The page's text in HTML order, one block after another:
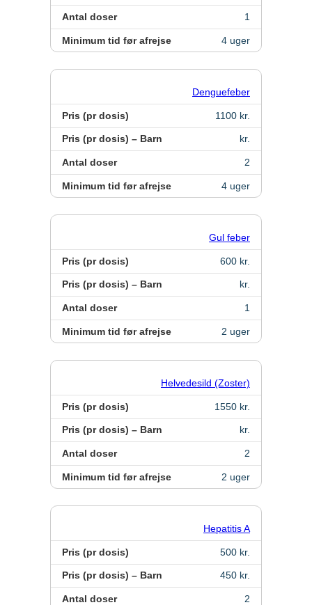
Søg og find anbefalinger
Søg efter destination
Tanzania
Thailand
Søg efter destination
Antal doser 1
Minimum tid før afrejse 4 uger
Denguefeber
Pris (pr dosis) 1100 kr.
Pris (pr dosis) – Barn kr.
Antal doser 2
Minimum tid før afrejse 4 uger
Gul feber
Pris (pr dosis) 600 kr.
Pris (pr dosis) – Barn kr.
Antal doser 1
Minimum tid før afrejse 2 uger
Helvedesild (Zoster)
Pris (pr dosis) 1550 kr.
Pris (pr dosis) – Barn kr.
Antal doser 2
Minimum tid før afrejse 2 uger
Hepatitis A
Pris (pr dosis) 500 kr.
Pris (pr dosis) – Barn 450 kr.
Antal doser 2